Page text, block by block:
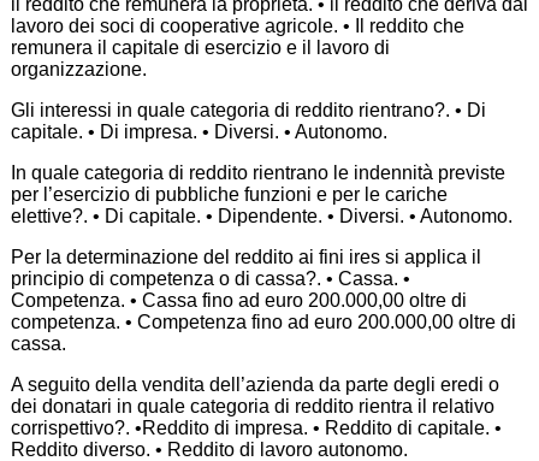
lavoro dei soci di cooperative agricole. • Il reddito che
remunera il capitale di esercizio e il lavoro di
organizzazione.
Gli interessi in quale categoria di reddito rientrano?. • Di
capitale. • Di impresa. • Diversi. • Autonomo.
In quale categoria di reddito rientrano le indennità previste
per l’esercizio di pubbliche funzioni e per le cariche
elettive?. • Di capitale. • Dipendente. • Diversi. • Autonomo.
Per la determinazione del reddito ai fini ires si applica il
principio di competenza o di cassa?. • Cassa. •
Competenza. • Cassa fino ad euro 200.000,00 oltre di
competenza. • Competenza fino ad euro 200.000,00 oltre di
cassa.
A seguito della vendita dell’azienda da parte degli eredi o
dei donatari in quale categoria di reddito rientra il relativo
corrispettivo?. •Reddito di impresa. • Reddito di capitale. •
Reddito diverso. • Reddito di lavoro autonomo.